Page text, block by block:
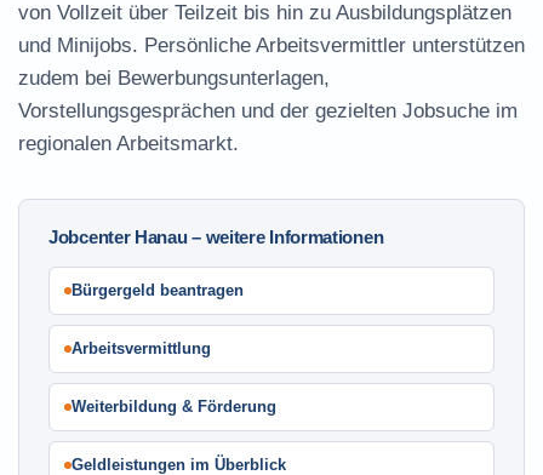
von Vollzeit über Teilzeit bis hin zu Ausbildungsplätzen
und Minijobs. Persönliche Arbeitsvermittler unterstützen
zudem bei Bewerbungsunterlagen,
Vorstellungsgesprächen und der gezielten Jobsuche im
regionalen Arbeitsmarkt.
Jobcenter Hanau – weitere Informationen
Bürgergeld beantragen
Arbeitsvermittlung
Weiterbildung & Förderung
Geldleistungen im Überblick